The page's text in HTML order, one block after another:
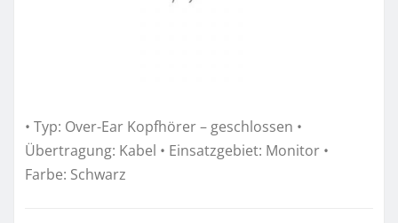
• Typ: Over-Ear Kopfhörer – geschlossen •
Übertragung: Kabel • Einsatzgebiet: Monitor •
Farbe: Schwarz